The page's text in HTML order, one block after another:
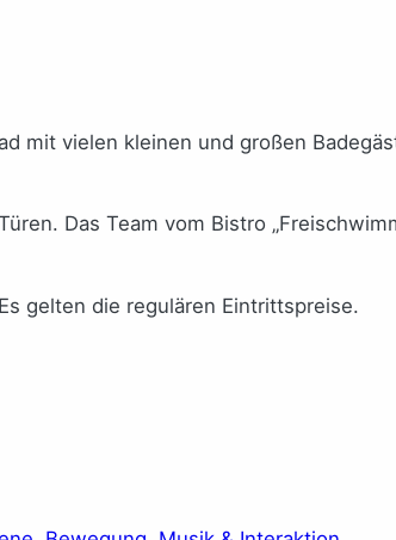
mit vielen kleinen und großen
Das Team vom Bistro
gelten die regulären Eintrittspreise.